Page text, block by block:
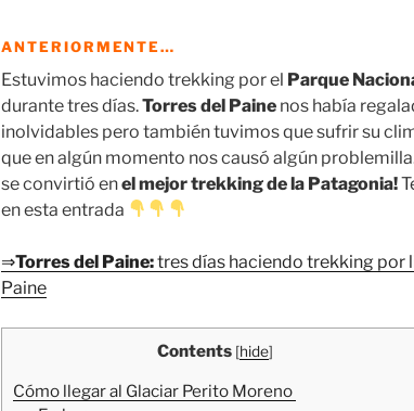
ANTERIORMENTE…
Estuvimos haciendo trekking por el Parque
durante tres días.Torres del Paine nos había
inolvidables pero también tuvimos que sufrir su
que en algún momento nos causó algún
se convirtió enel mejor trekking de la Patagonia!
en esta entrada
⇒Torres del Paine:tres días haciendo trekking por
Paine
Contents [hide]
Cómo llegar al Glaciar Perito Moreno